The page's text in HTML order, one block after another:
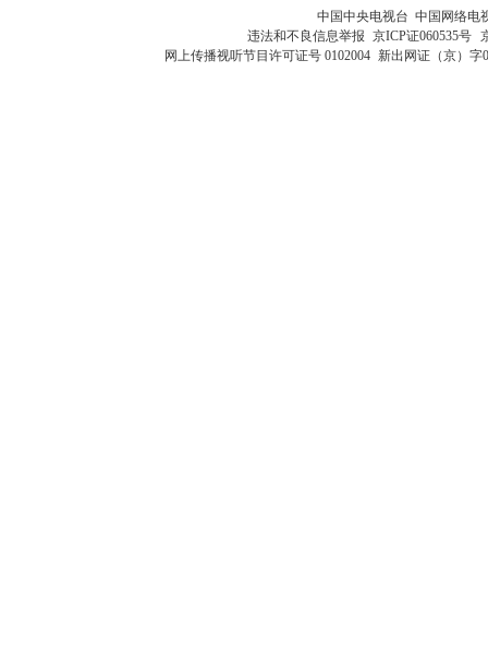
中国中央电视台 中国网络电
违法和不良信息举报 京ICP证060535号
网上传播视听节目许可证号 0102004 新出网证（京）